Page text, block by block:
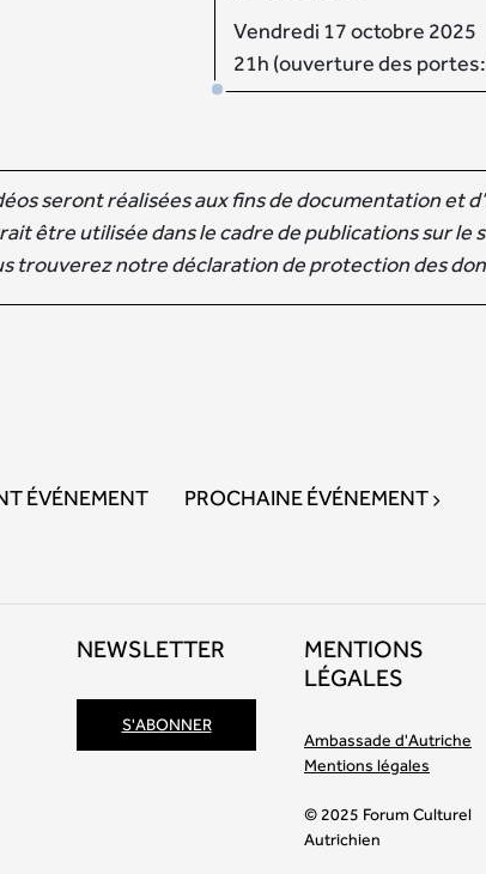
Vendredi 17 octobre 2025
21h (ouverture des
seront réalisées aux fins de documentation et
être utilisée dans le cadre de publications sur le
trouverez notre déclaration de protection des
ÉVÉNEMENT PROCHAINE ÉVÉNEMENT
NEWSLETTER
S'ABONNER
MENTIONS
LÉGALES
Ambassade d'Autriche
Mentions légales
© 2025 Forum Culturel
Autrichien